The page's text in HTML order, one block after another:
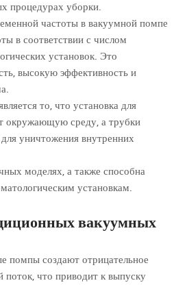
процедурах уборки.
частоты в вакуумной помпе
в соответствии с числом
установок. Это
высокую эффективность и
то, что установка для
окружающую среду, а трубки
уничтожения внутренних
моделях, а также способна
установкам.
вакуумных
помпы создают отрицательное
поток, что приводит к выпуску